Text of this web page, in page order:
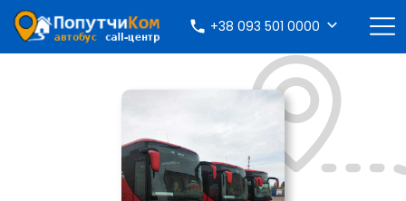
+38 093 501 0000